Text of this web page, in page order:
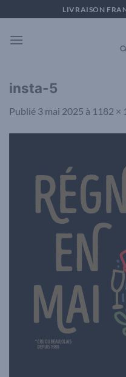
au
contenu
LIVRAISON
insta-5
Publié 3 mai 2025 à 1182 ×